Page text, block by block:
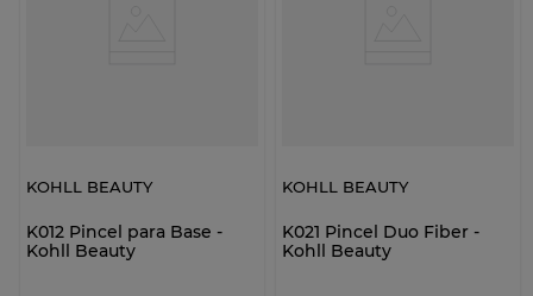
KOHLL BEAUTY
K012 Pincel para Base -
Kohll Beauty
KOHLL BEAUTY
K021 Pincel Duo Fiber -
Kohll Beauty